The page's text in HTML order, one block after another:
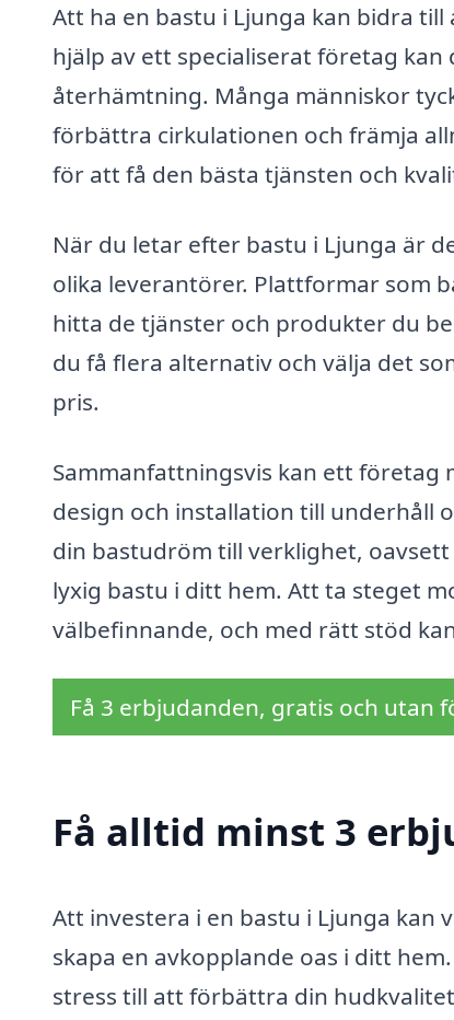
Att ha en bastu i Ljunga kan bidra
hjälp av ett specialiserat företag
återhämtning. Många människor
förbättra cirkulationen och främja
för att få den bästa tjänsten och
När du letar efter bastu i Ljunga är
olika leverantörer. Plattformar som
hitta de tjänster och produkter du
du få flera alternativ och välja det
pris.
Sammanfattningsvis kan ett företag
design och installation till underhåll
din bastudröm till verklighet,
lyxig bastu i ditt hem. Att ta steget
välbefinnande, och med rätt stöd
Få 3 erbjudanden, gratis och utan
Få alltid minst 3
Att investera i en bastu i Ljunga
skapa en avkopplande oas i ditt
stress till att förbättra din